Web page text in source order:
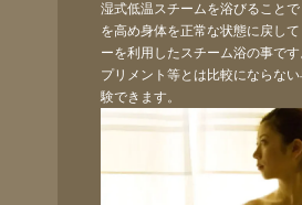
湿式低温スチームを浴びることで
を高め身体を正常な状態に戻し
ーを利用したスチーム浴の事で
プリメント等とは比較にならな
験できます。